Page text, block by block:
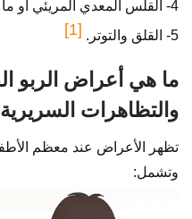
4- القلس المعدي المريئي أو ما يعرف عند الناس بالحرقة.
5- القلق والتوتر.
[1]
ما هي أعراض الربو
والتظاهرات
تظهر الأعراض عند معظم
وتشمل: